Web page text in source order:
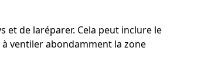
de laréparer. Cela peut inclure le
ventiler abondamment la zone